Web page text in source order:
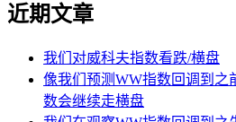
近期文章
我们对威科夫指数看跌/横盘
像我们预测WW指数回调到之
数会继续走横盘